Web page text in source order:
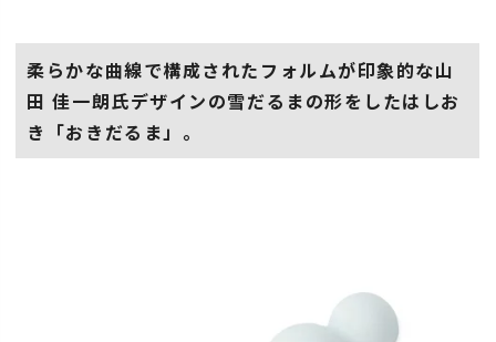
柔らかな曲線で構成されたフォルムが印象的な山
田 佳一朗氏デザインの雪だるまの形をしたはしお
き「おきだるま」。